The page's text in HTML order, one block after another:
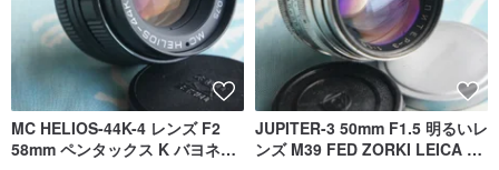
MC HELIOS-44K-4 レンズ F2
58mm ペンタックス K バヨネッ
JUPITER-3 50mm F1.5 明るいレ
ンズ M39 FED ZORKI LEICA ス